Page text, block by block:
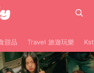
甜品 Travel 旅遊玩樂